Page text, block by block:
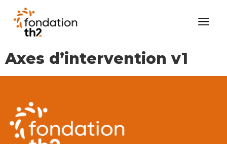
Axes d’intervention v1